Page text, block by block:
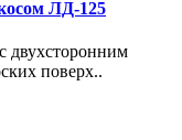
ЛД-125
двухсторонним
поверх..